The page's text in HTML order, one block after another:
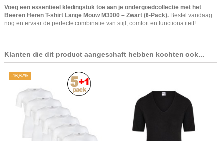
Voeg een essentieel kledingstuk toe aan je ondergoedcollectie met het
Beeren Heren T-shirt Lange Mouw M3000 – Zwart (6-Pack). Bestel vandaag
nog en ervaar de perfecte combinatie van stijl, comfort en functionaliteit!
Klanten die dit product aangeschaft hebben kochten ook...
-16,67%